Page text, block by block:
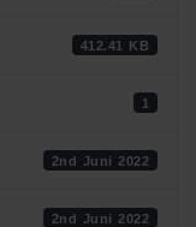
412.41 KB
1
2nd Juni 2022
2nd Juni 2022